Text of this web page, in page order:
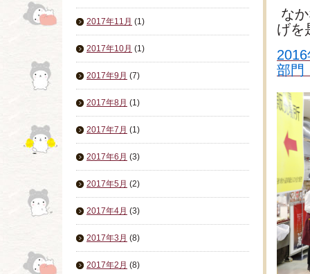
2017年11月 (1)
2017年10月 (1)
2017年9月 (7)
2017年8月 (1)
2017年7月 (1)
2017年6月 (3)
2017年5月 (2)
2017年4月 (3)
2017年3月 (8)
2017年2月 (8)
な
げを
部門